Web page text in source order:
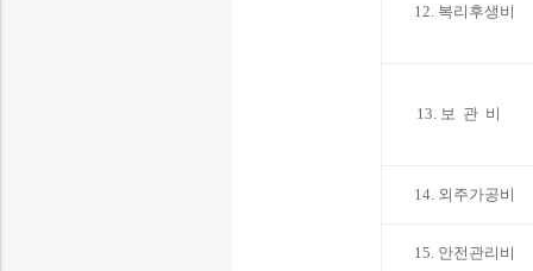
12. 복리후생비
13. 보 관 비
14. 외주가공비
15. 안전관리비